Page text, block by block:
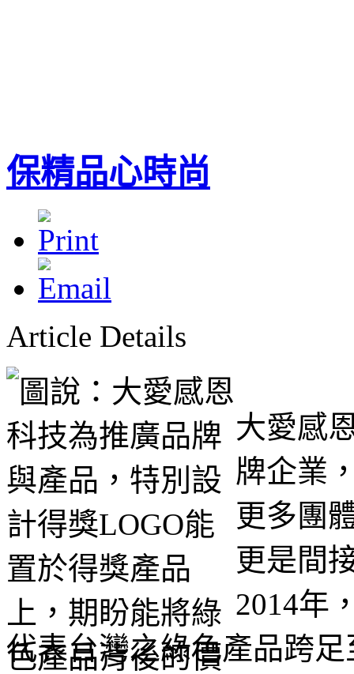
保精品心時尚
Article Details
大愛感
牌企業
更多團
更是間
2014年
代表台灣之綠色產品跨